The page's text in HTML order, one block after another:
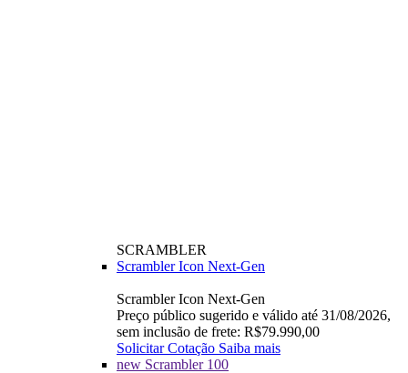
SCRAMBLER
Scrambler Icon Next-Gen
Scrambler Icon Next-Gen
Preço público sugerido e válido até 31/08/2026,
sem inclusão de frete: R$79.990,00
Solicitar Cotação Saiba mais
new Scrambler 100